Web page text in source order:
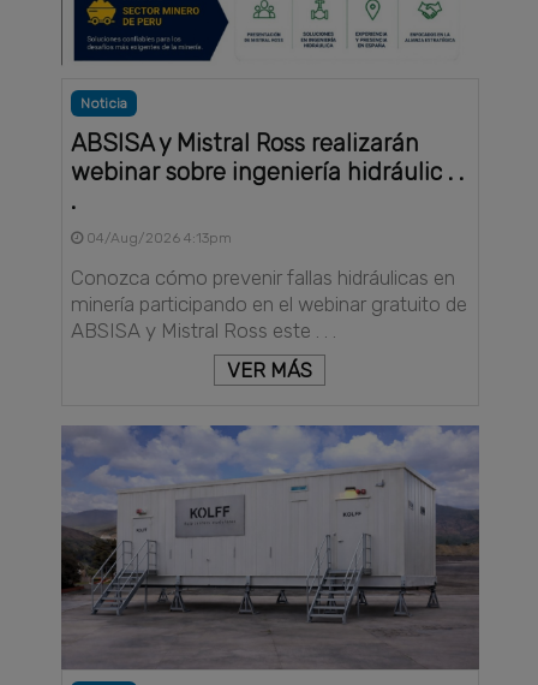
Noticia
ABSISA y Mistral Ross realizarán
webinar sobre ingeniería hidráulic . .
.
04/Aug/2026 4:13pm
Conozca cómo prevenir fallas hidráulicas en
minería participando en el webinar gratuito de
ABSISA y Mistral Ross este . . .
VER MÁS